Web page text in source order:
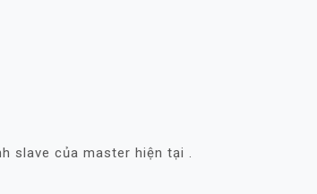
slave của master hiện tại .